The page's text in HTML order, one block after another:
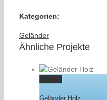
Kategorien:
Geländer
Ähnliche Projekte
Geländer Holz